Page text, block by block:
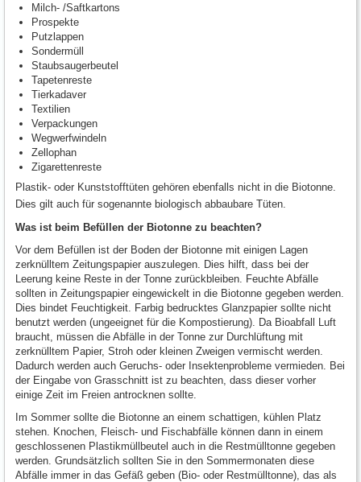
Milch- /Saftkartons
Prospekte
Putzlappen
Sondermüll
Staubsaugerbeutel
Tapetenreste
Tierkadaver
Textilien
Verpackungen
Wegwerfwindeln
Zellophan
Zigarettenreste
Plastik- oder Kunststofftüten gehören ebenfalls nicht in die Biotonne.
Dies gilt auch für sogenannte biologisch abbaubare Tüten.
Was ist beim Befüllen der Biotonne zu beachten?
Vor dem Befüllen ist der Boden der Biotonne mit einigen Lagen
zerknülltem Zeitungspapier auszulegen. Dies hilft, dass bei der
Leerung keine Reste in der Tonne zurückbleiben. Feuchte Abfälle
sollten in Zeitungspapier eingewickelt in die Biotonne gegeben werden.
Dies bindet Feuchtigkeit. Farbig bedrucktes Glanzpapier sollte nicht
benutzt werden (ungeeignet für die Kompostierung). Da Bioabfall Luft
braucht, müssen die Abfälle in der Tonne zur Durchlüftung mit
zerknülltem Papier, Stroh oder kleinen Zweigen vermischt werden.
Dadurch werden auch Geruchs- oder Insektenprobleme vermieden. Bei
der Eingabe von Grasschnitt ist zu beachten, dass dieser vorher
einige Zeit im Freien antrocknen sollte.
Im Sommer sollte die Biotonne an einem schattigen, kühlen Platz
stehen. Knochen, Fleisch- und Fischabfälle können dann in einem
geschlossenen Plastikmüllbeutel auch in die Restmülltonne gegeben
werden. Grundsätzlich sollten Sie in den Sommermonaten diese
Abfälle immer in das Gefäß geben (Bio- oder Restmülltonne), das als